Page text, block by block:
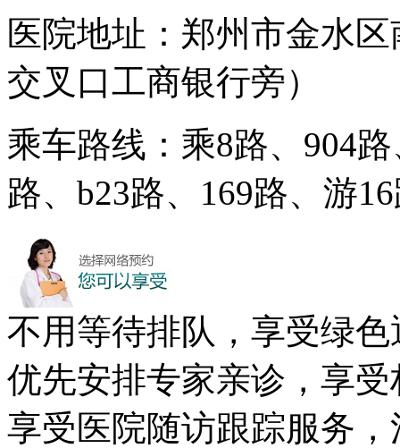
医院地址：郑州市金水
交叉口工商银行旁）
乘车路线：乘8路、904
路、b23路、169路、游
不用等待排队，享受绿
优先安排专家亲诊，享
享受医院随访跟踪服务